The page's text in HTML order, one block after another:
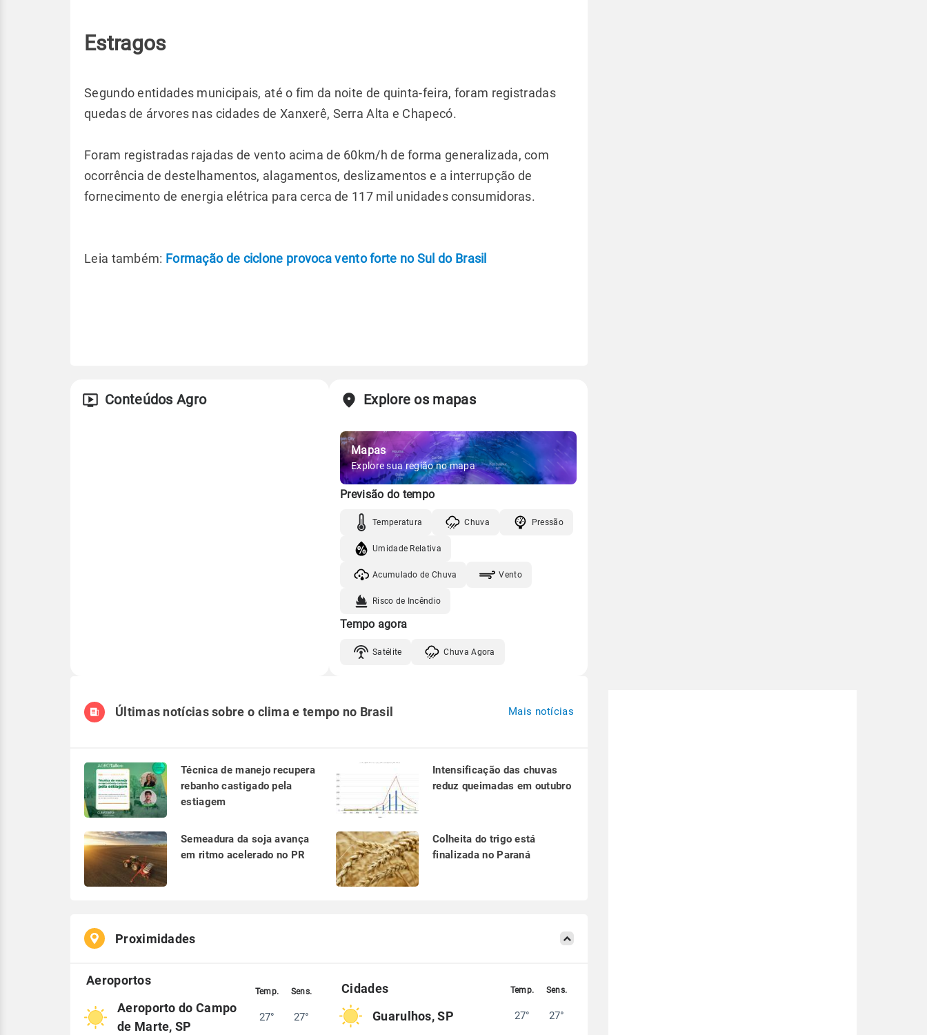
Estragos
Segundo entidades municipais, até o fim da noite de quinta-feira, foram registradas
quedas de árvores nas cidades de Xanxerê, Serra Alta e Chapecó.
Foram registradas rajadas de vento acima de 60km/h de forma generalizada, com
ocorrência de destelhamentos, alagamentos, deslizamentos e a interrupção de
fornecimento de energia elétrica para cerca de 117 mil unidades consumidoras.
Leia também: Formação de ciclone provoca vento forte no Sul do Brasil
Conteúdos Agro Explore os mapas
Mapas
Explore sua região no mapa
Previsão do tempo
Temperatura Chuva Pressão
Umidade Relativa
Acumulado de Chuva Vento
Risco de Incêndio
Tempo agora
Satélite Chuva Agora
Últimas notícias sobre o clima e tempo no Brasil Mais notícias
Técnica de manejo recupera
rebanho castigado pela
estiagem
Intensificação das chuvas
reduz queimadas em outubro
Semeadura da soja avança
em ritmo acelerado no PR
Colheita do trigo está
finalizada no Paraná
Proximidades
Aeroporto do Campo
de Marte, SP
27° 27° Guarulhos, SP 27° 27°